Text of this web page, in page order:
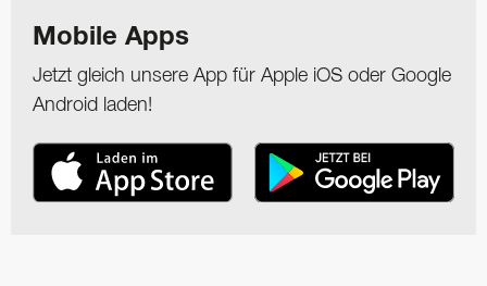
Mobile Apps
Jetzt gleich unsere App für Apple iOS oder Google
Android laden!